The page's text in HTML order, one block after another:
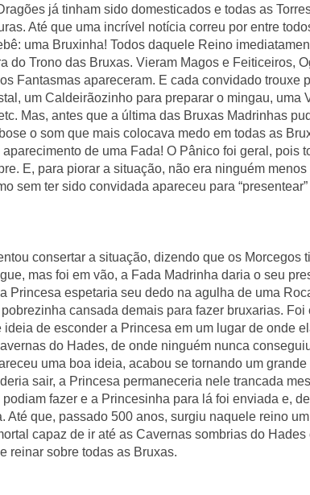
já tinham sido domesticados e todas as
Até que uma incrível notícia correu por entre
uma Bruxinha! Todos daquele Reino
do Trono das Bruxas. Vieram Magos e Feiticeiros,
Fantasmas apareceram. E cada convidado trouxe
um Caldeirãozinho para preparar o mingau, uma
Mas, antes que a última das Bruxas Madrinhas
o som que mais colocava medo em todas as
de uma Fada! O Pânico foi geral, pois
E, para piorar a situação, não era ninguém
sem ter sido convidada apareceu para
consertar a situação, dizendo que os Morcegos
mas foi em vão, a Fada Madrinha daria o seu
Princesa espetaria seu dedo na agulha de uma
cansada demais para fazer bruxarias.
ideia de esconder a Princesa em um lugar de onde
do Hades, de onde ninguém nunca
uma boa ideia, acabou se tornando um
sair, a Princesa permaneceria nele trancada
fazer e a Princesinha para lá foi enviada e,
Até que, passado 500 anos, surgiu naquele reino
capaz de ir até as Cavernas sombrias do
reinar sobre todas as Bruxas.